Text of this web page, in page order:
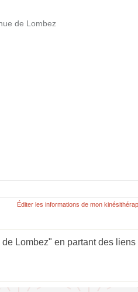
de Lombez
Éditer les informations de mon
Lombez" en partant des liens